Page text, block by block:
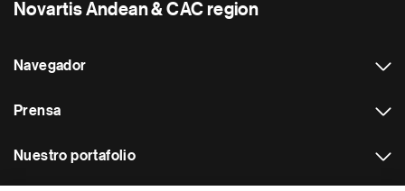
Novartis Andean & CAC region
Navegador
Prensa
Nuestro portafolio